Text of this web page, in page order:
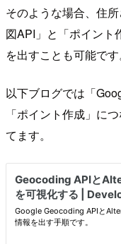
そのような場合、住
図API」と「ポイント
を出すことも可能です
以下ブログでは「
「ポイント作成」に
てます。